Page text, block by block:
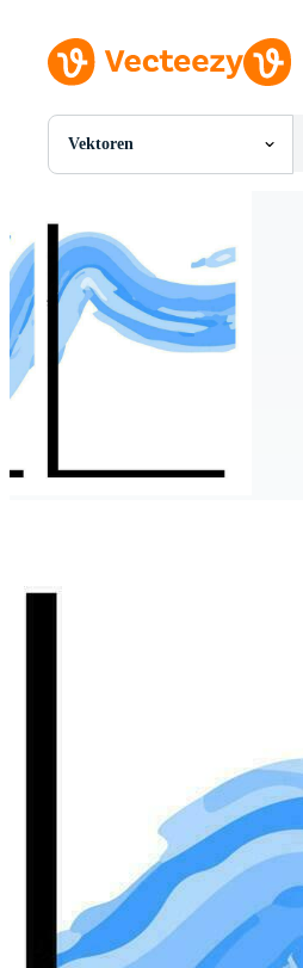
Vektoren
Alle Bilder
PSDs
SVGs
Vorlagen
Vektoren
Videos